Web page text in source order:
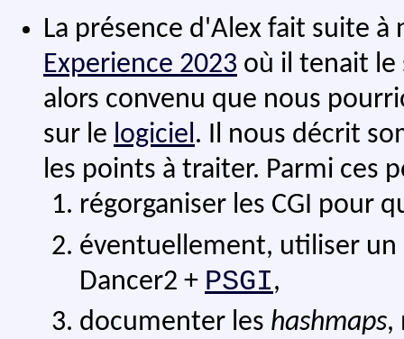
La présence d'Alex fait suite
Experience 2023 où il tenait le
alors convenu que nous
sur le logiciel. Il nous décrit
les points à traiter. Parmi ces
régorganiser les CGI pour
éventuellement, utiliser
Dancer2 + PSGI,
documenter les hashmaps,